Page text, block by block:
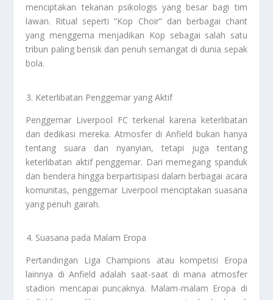
menciptakan tekanan psikologis yang besar bagi tim
lawan. Ritual seperti “Kop Choir” dan berbagai chant
yang menggema menjadikan Kop sebagai salah satu
tribun paling berisik dan penuh semangat di dunia sepak
bola.
Keterlibatan Penggemar yang Aktif
Penggemar Liverpool FC terkenal karena keterlibatan
dan dedikasi mereka. Atmosfer di Anfield bukan hanya
tentang suara dan nyanyian, tetapi juga tentang
keterlibatan aktif penggemar. Dari memegang spanduk
dan bendera hingga berpartisipasi dalam berbagai acara
komunitas, penggemar Liverpool menciptakan suasana
yang penuh gairah.
Suasana pada Malam Eropa
Pertandingan Liga Champions atau kompetisi Eropa
lainnya di Anfield adalah saat-saat di mana atmosfer
stadion mencapai puncaknya. Malam-malam Eropa di